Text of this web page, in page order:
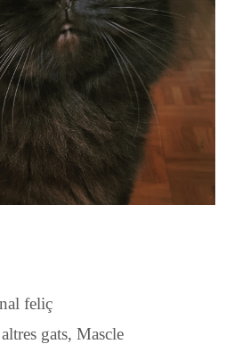
feliç
gats,Mascle